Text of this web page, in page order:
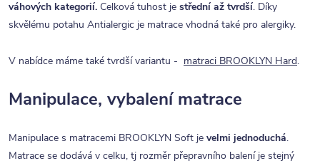
váhových kategorií. Celková tuhost je střední až tvrdší. Díky
skvělému potahu Antialergic je matrace vhodná také pro alergiky.
V nabídce máme také tvrdší variantu - matraci BROOKLYN Hard.
Manipulace, vybalení matrace
Manipulace s matracemi BROOKLYN Soft je velmi jednoduchá.
Matrace se dodává v celku, tj rozměr přepravního balení je stejný